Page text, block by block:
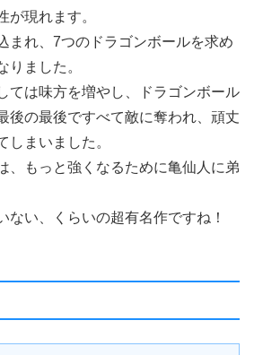
が現れます。
まれ、7つのドラゴンボールを求め
りました。
ては味方を増やし、ドラゴンボール
後の最後ですべて敵に奪われ、頑丈
しまいました。
、もっと強くなるために亀仙人に弟
ない、くらいの超有名作ですね！